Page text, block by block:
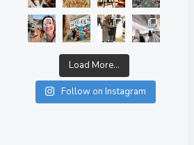
Load More...
Follow on Instagram